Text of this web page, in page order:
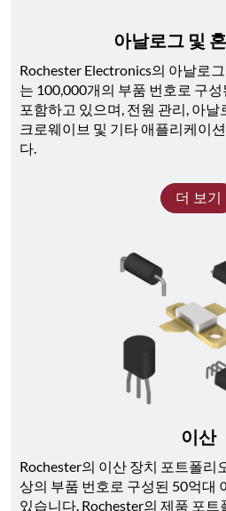
아날로그 및
Rochester Electronics의 아날로
는 100,000개의 부품 번호로 구
포함하고 있으며, 전원 관리, 아날
크로웨이브 및 기타 애플리케이
다.
더 보기
이산
Rochester의 이산 장치 포트폴리
상의 부품 번호로 구성된 50억대
있습니다. Rochester의 제품 포